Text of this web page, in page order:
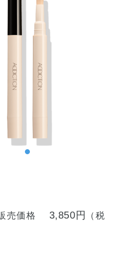
売価格 3,850円
（税